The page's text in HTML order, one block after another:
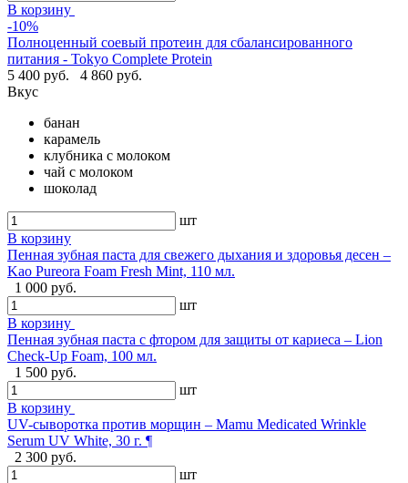
В корзину
-10%
Полноценный соевый протеин для сбалансированного
питания - Tokyo Complete Protein
5 400 руб.
4 860 руб.
Вкус
банан
карамель
клубника с молоком
чай с молоком
шоколад
шт
В корзину
Пенная зубная паста для свежего дыхания и здоровья десен –
Kao Pureora Foam Fresh Mint, 110 мл.
1 000 руб.
шт
В корзину
Пенная зубная паста с фтором для защиты от кариеса – Lion
Check-Up Foam, 100 мл.
1 500 руб.
шт
В корзину
UV-сыворотка против морщин – Mamu Medicated Wrinkle
Serum UV White, 30 г. ¶
2 300 руб.
шт